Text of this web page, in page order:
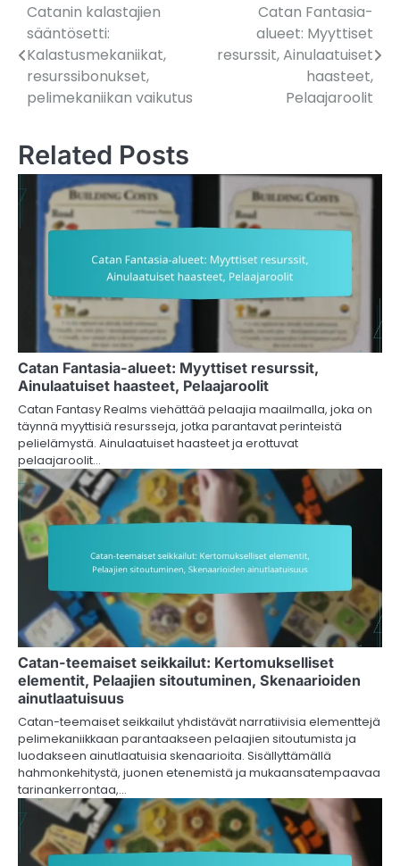
Post
navigation
Catanin kalastajien
sääntösetti:
Kalastusmekaniikat,
resurssibonukset,
pelimekaniikan vaikutus
Catan Fantasia-
alueet: Myyttiset
resurssit, Ainulaatuiset
haasteet,
Pelaajaroolit
Related Posts
Catan Fantasia-alueet: Myyttiset resurssit,
Ainulaatuiset haasteet, Pelaajaroolit
Catan Fantasy Realms viehättää pelaajia maailmalla, joka on
täynnä myyttisiä resursseja, jotka parantavat perinteistä
pelielämystä. Ainulaatuiset haasteet ja erottuvat
pelaajaroolit…
Catan-teemaiset seikkailut: Kertomukselliset
elementit, Pelaajien sitoutuminen, Skenaarioiden
ainutlaatuisuus
Catan-teemaiset seikkailut yhdistävät narratiivisia elementtejä
pelimekaniikkaan parantaakseen pelaajien sitoutumista ja
luodakseen ainutlaatuisia skenaarioita. Sisällyttämällä
hahmonkehitystä, juonen etenemistä ja mukaansatempaavaa
tarinankerrontaa,…